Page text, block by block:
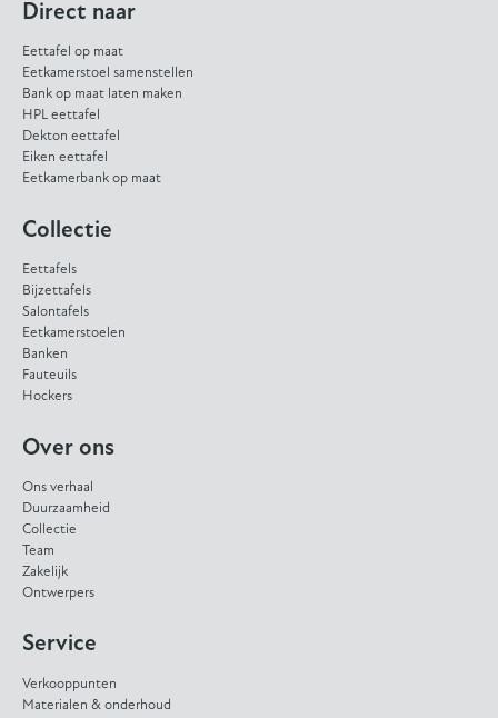
Direct naar
Eettafel op maat
Eetkamerstoel samenstellen
Bank op maat laten maken
HPL eettafel
Dekton eettafel
Eiken eettafel
Eetkamerbank op maat
Collectie
Eettafels
Bijzettafels
Salontafels
Eetkamerstoelen
Banken
Fauteuils
Hockers
Over ons
Ons verhaal
Duurzaamheid
Collectie
Team
Zakelijk
Ontwerpers
Service
Verkooppunten
Materialen & onderhoud